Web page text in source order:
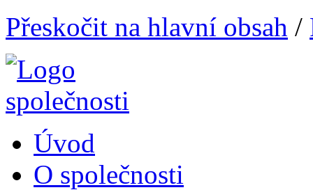
Přeskočit na hlavní obsah /
Úvod
O společnosti